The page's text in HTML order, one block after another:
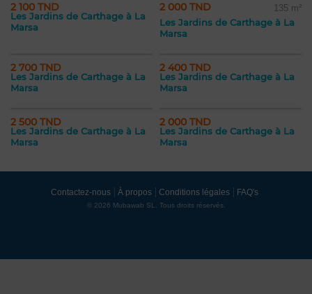
2 100 TND
Les Jardins de Carthage à La
Marsa
2 000 TND 135 m²
Les Jardins de Carthage à La
Marsa
2 700 TND
Les Jardins de Carthage à La
Marsa
2 400 TND
Les Jardins de Carthage à La
Marsa
2 500 TND
Les Jardins de Carthage à La
Marsa
2 000 TND
Les Jardins de Carthage à La
Marsa
Contactez-nous À propos Conditions légales FAQ's
© 2026 Mubawab SL. Tous droits réservés.